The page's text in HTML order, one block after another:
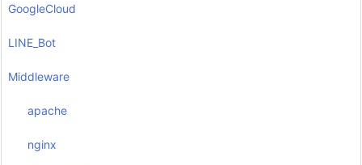
GoogleCloud
LINE_Bot
Middleware
apache
nginx